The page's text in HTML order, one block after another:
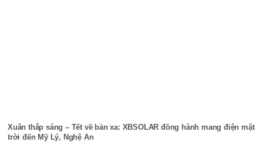
Xuân thắp sáng – Tết về bản xa: XBSOLAR đồng hành mang điện mặt
trời đến Mỹ Lý, Nghệ An